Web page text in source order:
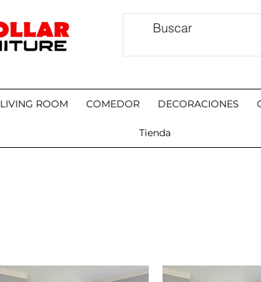
LIVING ROOM COMEDOR DECORACIONES
Tienda